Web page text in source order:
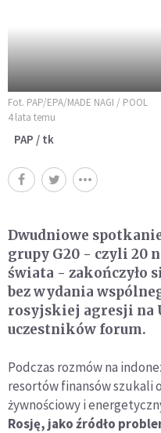
Fot. PAP/EPA/MADE NAGI / POOL
4 lata temu
PAP / tk
Dwudniowe
grupy G20 - czyli 20
świata - zakończyło
bez wydania
rosyjskiej agresji na
uczestników forum.
Podczas rozmów na
resortów finansów szukali
żywnościowy i
Rosję, jako źródło